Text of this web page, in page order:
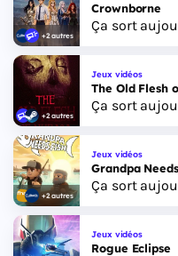
+2 autres
Crownborne
Ça sort
+2 autres
Jeux vidéos
The Old Flesh
Ça sort
+2 autres
Jeux vidéos
Grandpa
Ça sort
Jeux vidéos
Rogue Eclipse